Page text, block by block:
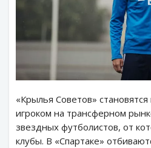
«Крылья Советов»
игроком на трансферном
звездных футболистов, от
клубы. В «Спартаке»